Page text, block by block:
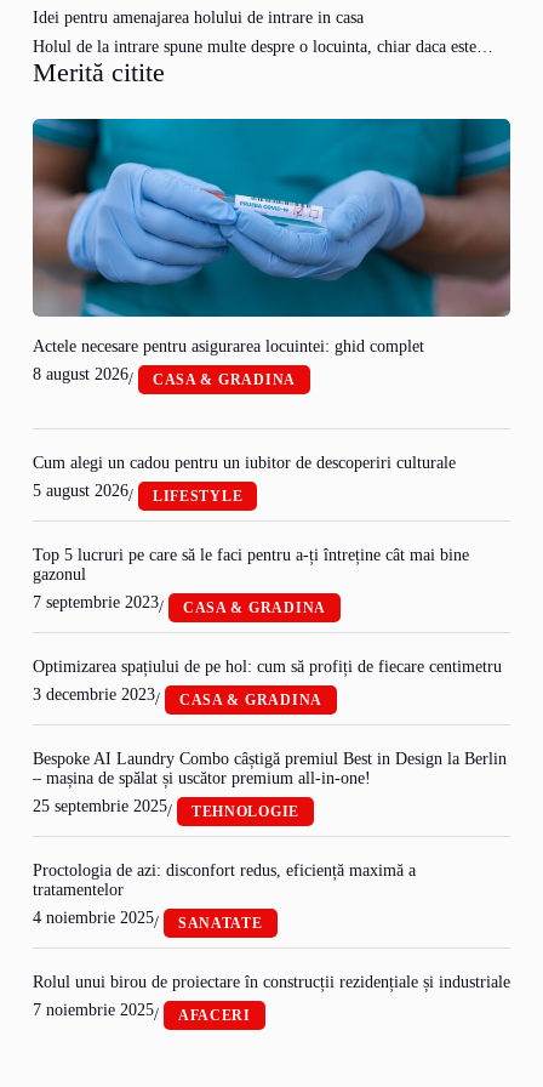
Idei pentru amenajarea holului de intrare in casa
Holul de la intrare spune multe despre o locuinta, chiar daca este…
Merită citite
Actele necesare pentru asigurarea locuintei: ghid complet
8 august 2026/ CASA & GRADINA
Cum alegi un cadou pentru un iubitor de descoperiri culturale
5 august 2026/ LIFESTYLE
Top 5 lucruri pe care să le faci pentru a-ți întreține cât mai bine
gazonul
7 septembrie 2023/ CASA & GRADINA
Optimizarea spațiului de pe hol: cum să profiți de fiecare centimetru
3 decembrie 2023/ CASA & GRADINA
Bespoke AI Laundry Combo câștigă premiul Best in Design la Berlin
– mașina de spălat și uscător premium all-in-one!
25 septembrie 2025/ TEHNOLOGIE
Proctologia de azi: disconfort redus, eficiență maximă a
tratamentelor
4 noiembrie 2025/ SANATATE
Rolul unui birou de proiectare în construcții rezidențiale și industriale
7 noiembrie 2025/ AFACERI